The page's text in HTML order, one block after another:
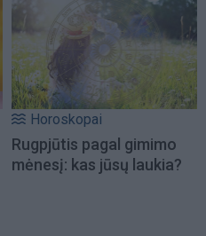
Horoskopai
Rugpjūtis pagal gimimo
mėnesį: kas jūsų laukia?